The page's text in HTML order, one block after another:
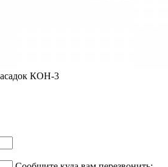
КОН-3